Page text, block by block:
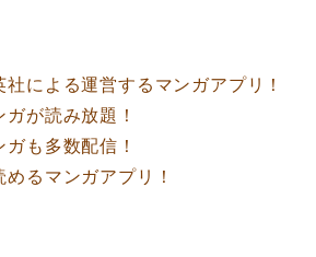
による運営するマンガアプリ！
が読み放題！
も多数配信！
るマンガアプリ！